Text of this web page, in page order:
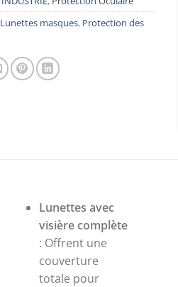
Lunettes masques, Protection des
Lunettes avec
visière complète
: Offrent une
couverture
totale pour